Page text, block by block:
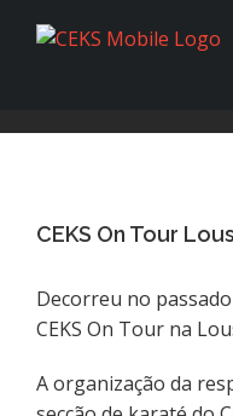
Larger
CEKS On Tour
Decorreu no
CEKS On Tour na
A organização da